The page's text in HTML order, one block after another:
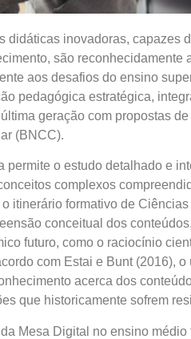
inovadoras, capazes
são
aos desafios do ensino
pedagógica estratégica,
geração com propostas
(BNCC).
o estudo detalhado e
complexos
itinerário formativo de
conceitual dos
futuro, como o raciocínio
com Estai e Bunt (2016),
acerca dos
que historicamente sofrem
Digital no ensino médio